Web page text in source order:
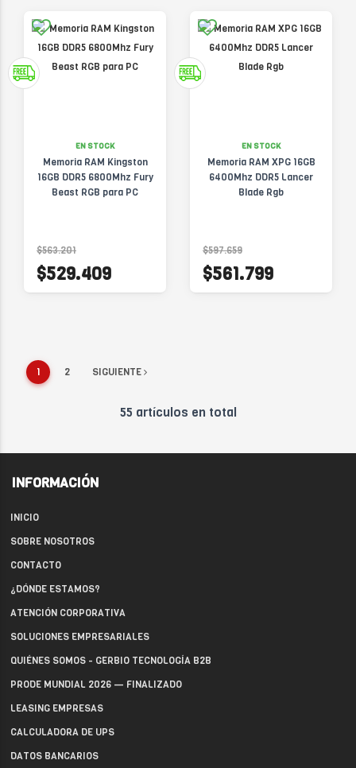
EN STOCK
Memoria RAM Kingston
16GB DDR5 6800Mhz Fury
Beast RGB para PC
$563.201
$529.409
EN STOCK
Memoria RAM XPG 16GB
6400Mhz DDR5 Lancer
Blade Rgb
$597.659
$561.799
1 2 SIGUIENTE
55 artículos en total
INFORMACIÓN
INICIO
SOBRE NOSOTROS
CONTACTO
¿DÓNDE ESTAMOS?
ATENCIÓN CORPORATIVA
SOLUCIONES EMPRESARIALES
QUIÉNES SOMOS - GERBIO TECNOLOGÍA B2B
PRODE MUNDIAL 2026 — FINALIZADO
LEASING EMPRESAS
CALCULADORA DE UPS
DATOS BANCARIOS